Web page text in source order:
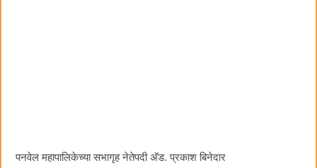
पनवेल महापालिकेच्या सभागृह नेतेपदी अ‍ॅड. प्रकाश बिनेदार